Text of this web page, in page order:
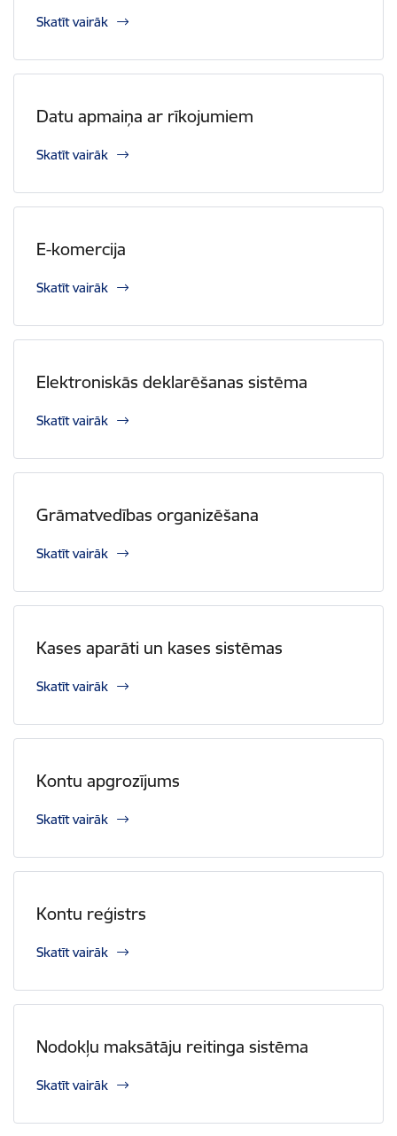
Skatīt vairāk
Datu apmaiņa ar rīkojumiem
Skatīt vairāk
E-komercija
Skatīt vairāk
Elektroniskās deklarēšanas sistēma
Skatīt vairāk
Grāmatvedības organizēšana
Skatīt vairāk
Kases aparāti un kases sistēmas
Skatīt vairāk
Kontu apgrozījums
Skatīt vairāk
Kontu reģistrs
Skatīt vairāk
Nodokļu maksātāju reitinga sistēma
Skatīt vairāk